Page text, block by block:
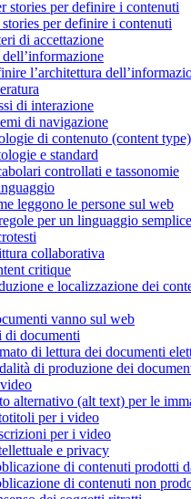
stories per definire i contenuti
per definire i contenuti
di accettazione
l’architettura
di interazione
di navigazione
di contenuto (content type)
e standard
controllati e tassonomie
leggono le persone sul web
per un linguaggio semplice
collaborativa
critique
e localizzazione dei
vanno sul web
di documenti
di lettura dei documenti
di produzione dei
alternativo (alt text) per le
per i video
per i video
e privacy
di contenuti prodotti
di contenuti non